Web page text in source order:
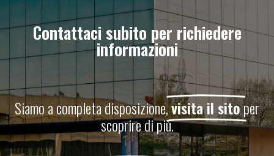
Contattaci subito per richiedere
informazioni
Siamo a completa disposizione,visita il sitoper
scoprire di più.